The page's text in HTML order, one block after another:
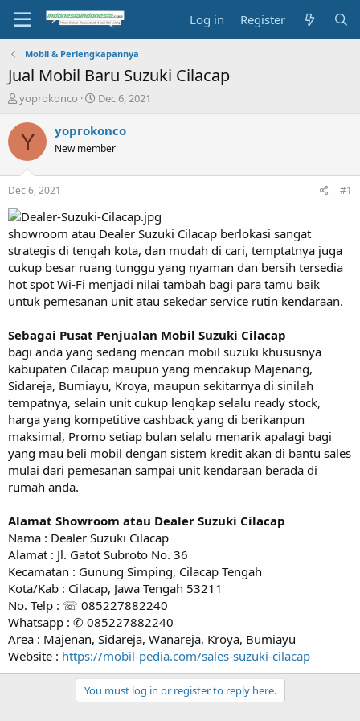
Log in Register
Mobil & Perlengkapannya
Jual Mobil Baru Suzuki Cilacap
T
r
e
a
t
a
t
e
r
yoprokonco
S
a
t
e
Dec 6, 2021
Y yoprokonco
New member
Dec 6, 2021 #1
showroom atau Dealer Suzuki Cilacap berlokasi sangat
strategis di tengah kota, dan mudah di cari, temptatnya juga
cukup besar ruang tunggu yang nyaman dan bersih tersedia
hot spot Wi-Fi menjadi nilai tambah bagi para tamu baik
untuk pemesanan unit atau sekedar service rutin kendaraan.
Sebagai Pusat Penjualan Mobil Suzuki Cilacap
bagi anda yang sedang mencari mobil suzuki khususnya
kabupaten Cilacap maupun yang mencakup Majenang,
Sidareja, Bumiayu, Kroya, maupun sekitarnya di sinilah
tempatnya, selain unit cukup lengkap selalu ready stock,
harga yang kompetitive cashback yang di berikanpun
maksimal, Promo setiap bulan selalu menarik apalagi bagi
yang mau beli mobil dengan sistem kredit akan di bantu sales
mulai dari pemesanan sampai unit kendaraan berada di
rumah anda.
Alamat Showroom atau Dealer Suzuki Cilacap
Nama : Dealer Suzuki Cilacap
Alamat : Jl. Gatot Subroto No. 36
Kecamatan : Gunung Simping, Cilacap Tengah
Kota/Kab : Cilacap, Jawa Tengah 53211
No. Telp : ☏ 085227882240
Whatsapp : ✆ 085227882240
Area : Majenan, Sidareja, Wanareja, Kroya, Bumiayu
Website : https://mobil-pedia.com/sales-suzuki-cilacap
You must log in or register to reply here.